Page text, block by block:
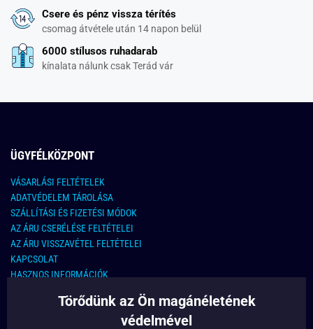
Csere és pénz vissza térítés
csomag átvétele után 14 napon belül
6000 stílusos ruhadarab
kínalata nálunk csak Terád vár
ÜGYFÉLKÖZPONT
VÁSARLÁSI FELTÉTELEK
ADATVÉDELEM TÁROLÁSA
SZÁLLÍTÁSI ÉS FIZETÉSI MÓDOK
AZ ÁRU CSERÉLÉSE FELTÉTELEI
AZ ÁRU VISSZAVÉTEL FELTÉTELEI
KAPCSOLAT
HASZNOS INFORMÁCIÓK
KAPCSOLATTörődünk az Ön magánéletének
védelmével